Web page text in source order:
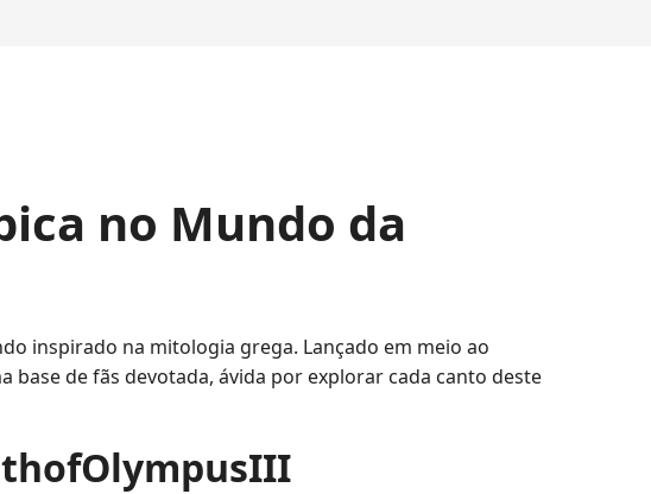
no Mundo da
inspirado na mitologia grega. Lançado em meio ao
de fãs devotada, ávida por explorar cada canto deste